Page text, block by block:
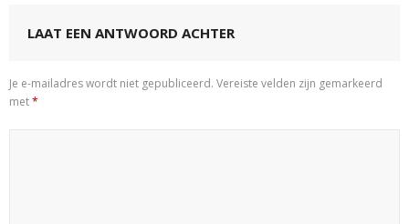
LAAT EEN ANTWOORD ACHTER
Je e-mailadres wordt niet gepubliceerd. Vereiste velden zijn gemarkeerd
met*